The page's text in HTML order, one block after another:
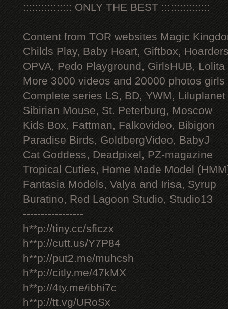
:::::::::::::::: ONLY THE BEST ::::::::::::::::
Content from TOR websites Magic
Childs Play, Baby Heart, Giftbox,
OPVA, Pedo Playground, GirlsHUB, Lolita
More 3000 videos and 20000 photos
Complete series LS, BD, YWM, Liluplanet
Sibirian Mouse, St. Peterburg, Moscow
Kids Box, Fattman, Falkovideo, Bibigon
Paradise Birds, GoldbergVideo, BabyJ
Cat Goddess, Deadpixel, PZ-magazine
Tropical Cuties, Home Made Model
Fantasia Models, Valya and Irisa, Syrup
Buratino, Red Lagoon Studio, Studio13
-----------------
h**p://tiny.cc/sficzx
h**p://cutt.us/Y7P84
h**p://put2.me/muhcsh
h**p://citly.me/47kMX
h**p://4ty.me/ibhi7c
h**p://tt.vg/URoSx